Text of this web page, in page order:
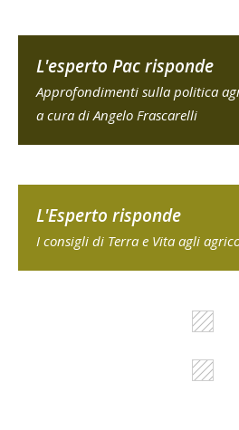
L'esperto Pac risponde
Approfondimenti sulla politica
a cura di Angelo Frascarelli
L'Esperto risponde
I consigli di Terra e Vita agli